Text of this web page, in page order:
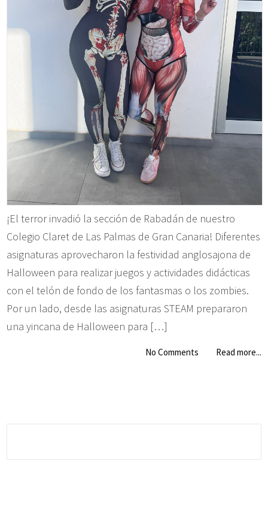
¡El terror invadió la sección de Rabadán de nuestro
Colegio Claret de Las Palmas de Gran Canaria! Diferentes
asignaturas aprovecharon la festividad anglosajona de
Halloween para realizar juegos y actividades didácticas
con el telón de fondo de los fantasmas o los zombies.
Por un lado, desde las asignaturas STEAM prepararon
una yincana de Halloween para […]
No Comments Read more...